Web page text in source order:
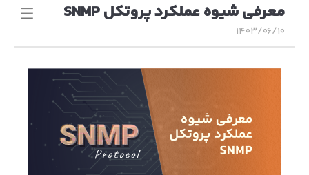
معرفی شیوه عملکرد پروتکل SNMP
۱۴۰۳/۰۶/۱۰